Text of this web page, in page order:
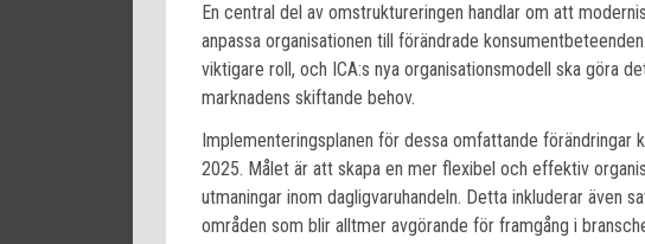
En central del av omstruktureringen handlar om att
anpassa organisationen till förändrade
viktigare roll, och ICA:s nya organisationsmodell ska göra
marknadens skiftande behov.
Implementeringsplanen för dessa omfattande förändringar
2025. Målet är att skapa en mer flexibel och effektiv
utmaningar inom dagligvaruhandeln. Detta inkluderar även
områden som blir alltmer avgörande för framgång i